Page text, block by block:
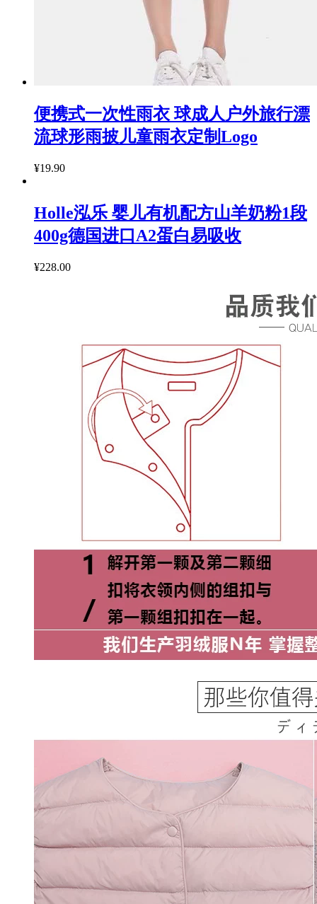
便携式一次性雨衣 球成人户外旅行漂
流球形雨披儿童雨衣定制Logo
¥19.90
Holle泓乐 婴儿有机配方山羊奶粉1段
400g德国进口A2蛋白易吸收
¥228.00